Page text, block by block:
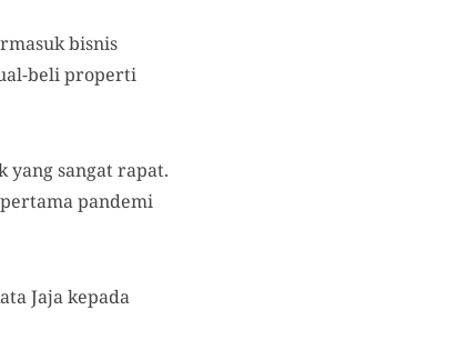
bisnis
beli properti
yang sangat rapat.
pandemi
Jaja kepada